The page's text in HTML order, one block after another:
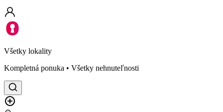
Všetky lokality
Kompletná ponuka • Všetky nehnuteľnosti